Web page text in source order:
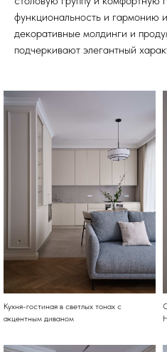
функциональность и гармонию
декоративные молдинги и
подчеркивают элегантный
Кухня-гостиная в светлых тонах с
акцентным диваном